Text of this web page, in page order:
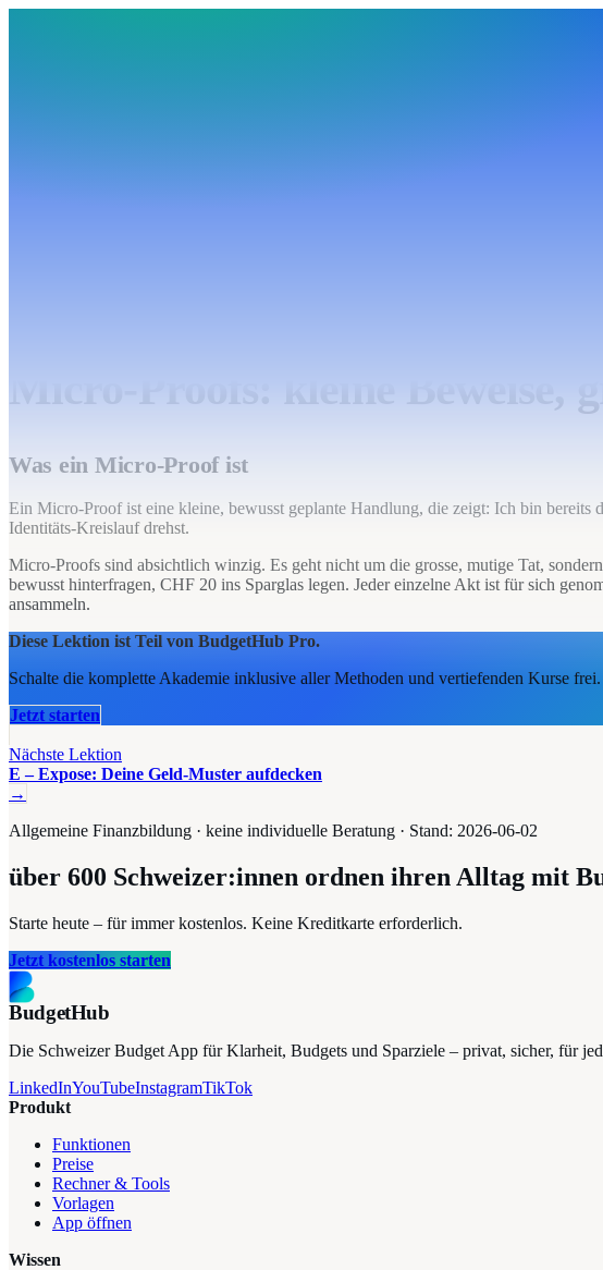
Was ein Micro-Proof ist
Ein Micro-Proof ist eine kleine, bewusst geplante Handlung, die zeigt: Ich bin
Identitäts-Kreislauf drehst.
Micro-Proofs sind absichtlich winzig. Es geht nicht um die grosse, mutige Tat,
bewusst hinterfragen, CHF 20 ins Sparglas legen. Jeder einzelne Akt ist für sich
ansammeln.
Diese Lektion ist Teil von BudgetHub Pro.
Schalte die komplette Akademie inklusive aller Methoden und vertiefenden Kurse frei.
Jetzt starten
Nächste Lektion
E – Expose: Deine Geld-Muster aufdecken
→
Allgemeine Finanzbildung · keine individuelle Beratung · Stand: 2026-06-02
über 600 Schweizer:innen ordnen ihren Alltag mit
Starte heute – für immer kostenlos. Keine Kreditkarte erforderlich.
Jetzt kostenlos starten
BudgetHub
Die Schweizer Budget App für Klarheit, Budgets und Sparziele – privat, sicher, für
LinkedInYouTubeInstagramTikTok
Produkt
Funktionen
Preise
Rechner & Tools
Vorlagen
App öffnen
Wissen